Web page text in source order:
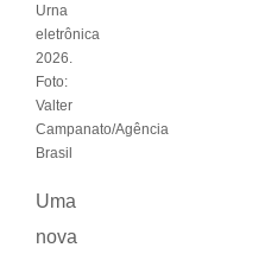
Urna
eletrônica
2026.
Foto:
Valter
Campanato/Agência
Brasil
Uma
nova